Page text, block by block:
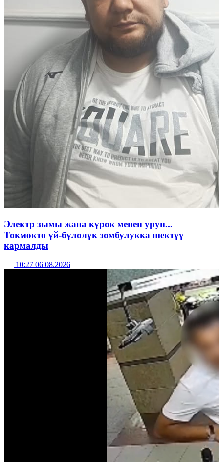
Электр зымы жана күрөк менен уруп...
Токмокто үй-бүлөлүк зомбулукка шектүү
кармалды
10:27 06.08.2026